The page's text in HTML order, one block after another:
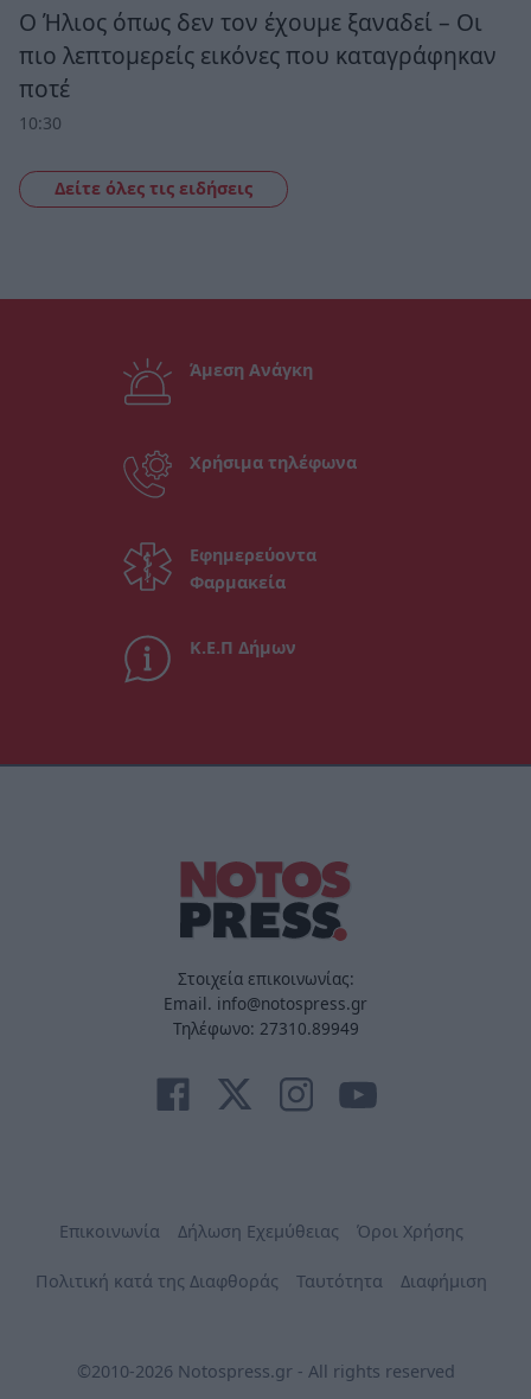
Ο Ήλιος όπως δεν τον έχουμε ξαναδεί – Οι
πιο λεπτομερείς εικόνες που καταγράφηκαν
ποτέ
10:30
Δείτε όλες τις ειδήσεις
Άμεση Ανάγκη
Χρήσιμα τηλέφωνα
Εφημερεύοντα
Φαρμακεία
Κ.Ε.Π Δήμων
Στοιχεία επικοινωνίας:
Email. info@notospress.gr
Τηλέφωνο: 27310.89949
Επικοινωνία Δήλωση Εχεμύθειας Όροι Χρήσης
Πολιτική κατά της Διαφθοράς Ταυτότητα Διαφήμιση
©2010-2026 Notospress.gr - All rights reserved